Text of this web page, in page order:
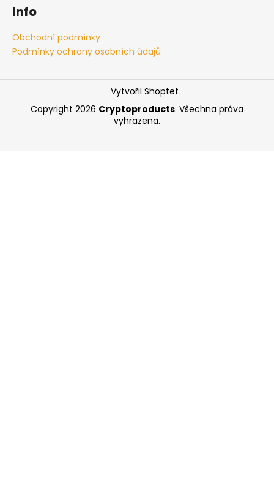
Info
Obchodní podmínky
Podmínky ochrany osobních údajů
Vytvořil Shoptet
Copyright 2026 Cryptoproducts. Všechna práva
vyhrazena.